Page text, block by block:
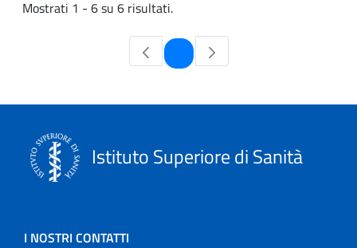
Mostrati 1 - 6 su 6 risultati.
Pagina
Istituto Superiore di Sanità
I NOSTRI CONTATTI